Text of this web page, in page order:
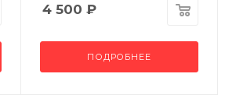
4 500 ₽
ПОДРОБНЕЕ